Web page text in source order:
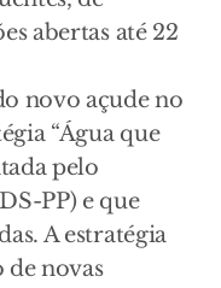
abertas até 22
novo açude no
“Água que
pelo
PP) e que
A estratégia
de novas